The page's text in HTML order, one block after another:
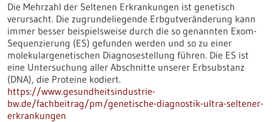
Die Mehrzahl der Seltenen Erkrankungen ist genetisch
verursacht. Die zugrundeliegende Erbgutveränderung kann
immer besser beispielsweise durch die so genannten Exom-
Sequenzierung (ES) gefunden werden und so zu einer
molekulargenetischen Diagnosestellung führen. Die ES ist
eine Untersuchung aller Abschnitte unserer Erbsubstanz
(DNA), die Proteine kodiert.
https://www.gesundheitsindustrie-
bw.de/fachbeitrag/pm/genetische-diagnostik-ultra-seltener-
erkrankungen